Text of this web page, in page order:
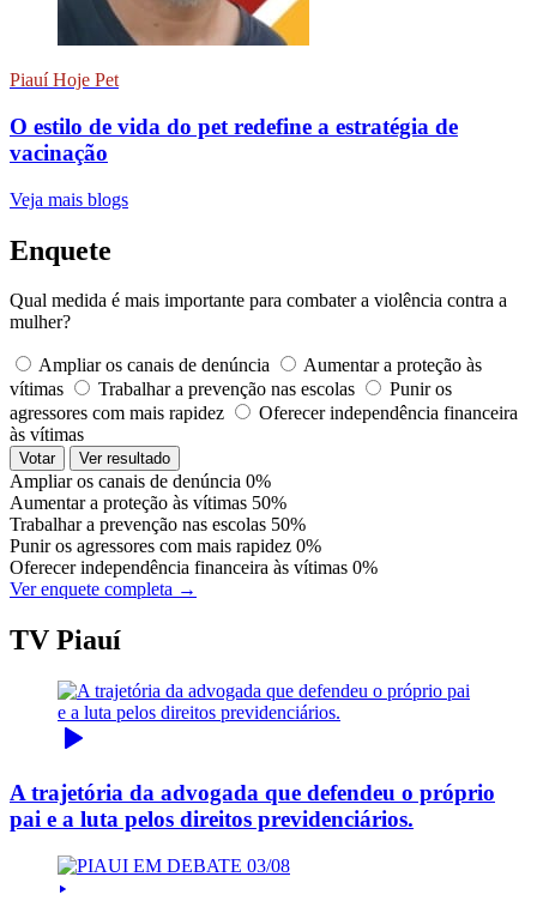
Piauí Hoje Pet
O estilo de vida do pet redefine a estratégia de
vacinação
Veja mais blogs
Enquete
Qual medida é mais importante para combater a violência contra a
mulher?
Ampliar os canais de denúncia
Aumentar a proteção às
vítimas
Trabalhar a prevenção nas escolas
Punir os
agressores com mais rapidez
Oferecer independência financeira
às vítimas
Votar Ver resultado
Ampliar os canais de denúncia 0%
Aumentar a proteção às vítimas 50%
Trabalhar a prevenção nas escolas 50%
Punir os agressores com mais rapidez 0%
Oferecer independência financeira às vítimas 0%
Ver enquete completa →
TV Piauí
A trajetória da advogada que defendeu o próprio
pai e a luta pelos direitos previdenciários.